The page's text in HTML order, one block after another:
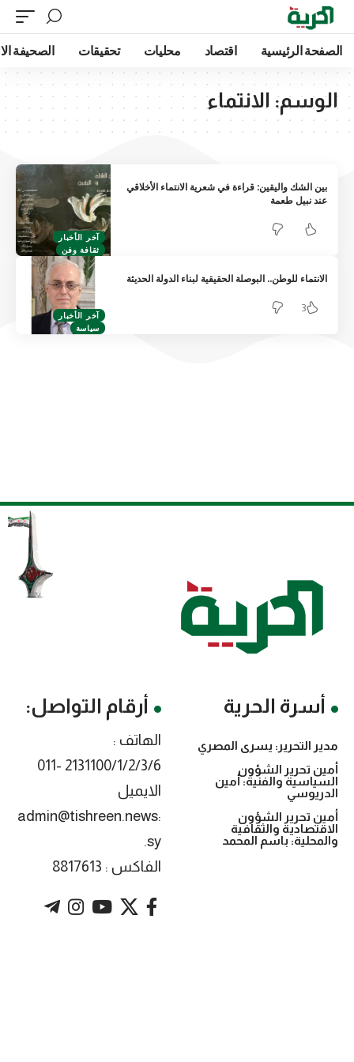
الصفحة الرئيسية اقتصاد محليات تحقيقات الصحيفة
الوسم: الانتماء
آخر الأخبار
ثقافة وفن
بين الشك واليقين: قراءة في شعرية الانتماء الأخلاقي
عند نبيل طعمة
آخر الأخبار
سياسة
الانتماء للوطن.. البوصلة الحقيقية لبناء الدولة الحديثة
3
أسرة الحرية
مدير التحرير: يسرى المصري
أمين تحرير الشؤون
السياسية والفنية: أمين
الدريوسي
أمين تحرير الشؤون
الاقتصادية والثقافية
والمحلية: باسم المحمد
أرقام التواصل:
الهاتف :
2131100/1/2/3/6 -011
الايميل
:admin@tishreen.news
.sy
الفاكس : 8817613